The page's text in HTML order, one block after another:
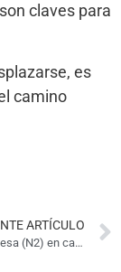
claves para
es
camino
ARTÍCULO
Ruta 66 portuguesa (N2) en camper o caravana